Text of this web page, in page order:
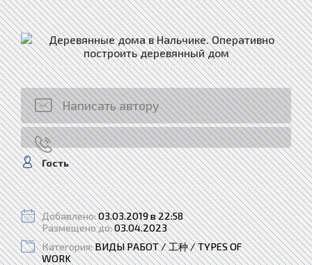
Написать автору
Гость
Добавлено:03.03.2019 в 22:58
Размещено до:03.04.2023
Категория:ВИДЫ РАБОТ / 工种 / TYPES OF
WORK